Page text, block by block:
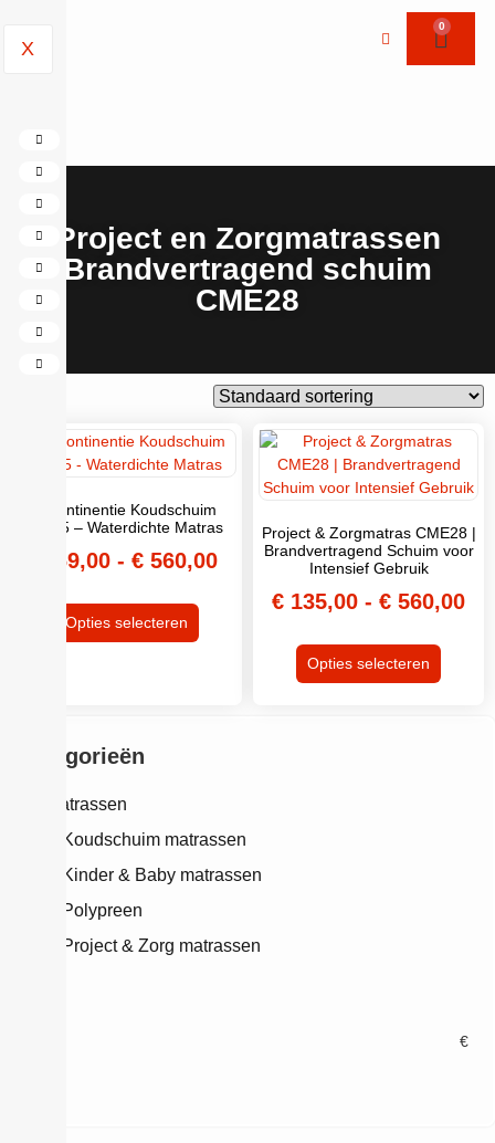
X
0
Project en Zorgmatrassen
Brandvertragend schuim
CME28
Categorieën
Matrassen
Koudschuim matrassen
Kinder & Baby matrassen
Polypreen
Project & Zorg matrassen
€
Incontinentie Koudschuim
HR45 – Waterdichte Matras
69,00 - €560,00
Opties selecteren
Project & Zorgmatras CME28 |
Brandvertragend Schuim voor
Intensief Gebruik
€ 135,00 - € 560,00
Opties selecteren